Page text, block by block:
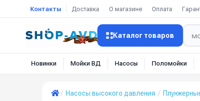
Контакты Доставка О магазине Оплата
Каталог товаров
Новинки Мойки ВД Насосы Поломойки
Насосы высокого давления